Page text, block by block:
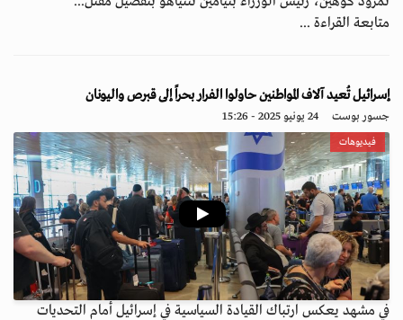
متابعة القراءة ...
إسرائيل تُعيد آلاف المواطنين حاولوا الفرار بحراً إلى قبرص واليونان
جسور بوست 24 يونيو 2025 - 15:26
فيديوهات
في مشهد يعكس ارتباك القيادة السياسية في إسرائيل أمام التحديات